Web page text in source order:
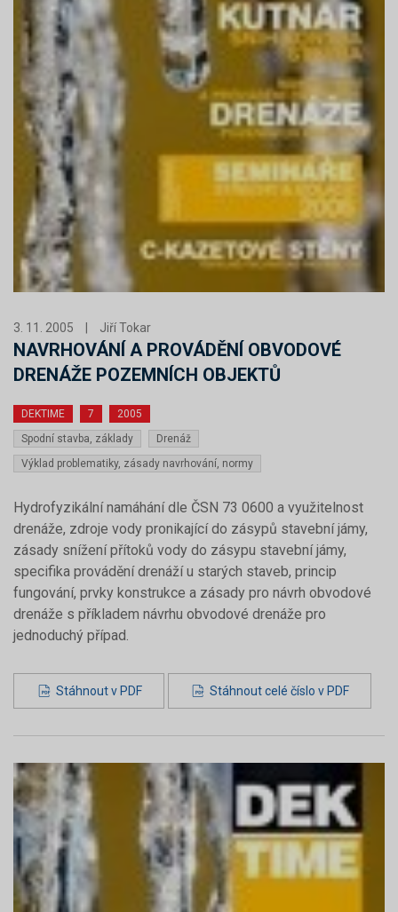
3. 11. 2005 Jiří Tokar
NAVRHOVÁNÍ A PROVÁDĚNÍ OBVODOVÉ
DRENÁŽE POZEMNÍCH OBJEKTŮ
DEKTIME 7
2005
Spodní stavba, základy
Drenáž
Výklad problematiky, zásady navrhování, normy
Hydrofyzikální namáhání dle ČSN 73 0600 a využitelnost
drenáže, zdroje vody pronikající do zásypů stavební jámy,
zásady snížení přítoků vody do zásypu stavební jámy,
specifika provádění drenáží u starých staveb, princip
fungování, prvky konstrukce a zásady pro návrh obvodové
drenáže s příkladem návrhu obvodové drenáže pro
jednoduchý případ.
Stáhnout v PDF Stáhnout celé číslo v PDF